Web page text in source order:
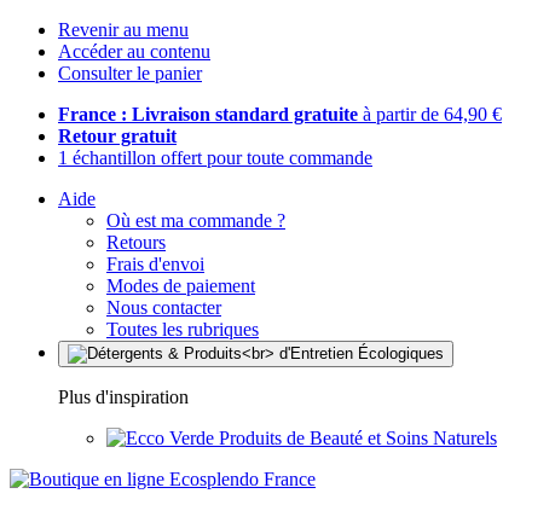
Revenir au menu
Accéder au contenu
Consulter le panier
France : Livraison standard gratuite à partir de 64,90 €
Retour gratuit
1 échantillon offert pour toute commande
Aide
Où est ma commande ?
Retours
Frais d'envoi
Modes de paiement
Nous contacter
Toutes les rubriques
Plus d'inspiration
Produits de Beauté et Soins Naturels